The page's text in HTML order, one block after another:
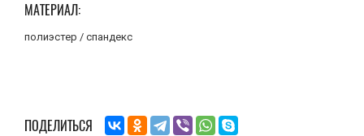
МАТЕРИАЛ:
полиэстер / спандекс
ПОДЕЛИТЬСЯ